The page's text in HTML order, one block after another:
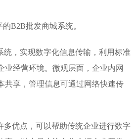
B2B批发商城系统。
，实现数字化信息传输，利用标准
业经营环境。微观层面，企业内网
共享，管理信息可通过网络快速传
优点，可以帮助传统企业进行数字